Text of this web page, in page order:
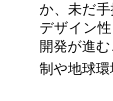
か、未だ
デザイン
開発が進
制や地球